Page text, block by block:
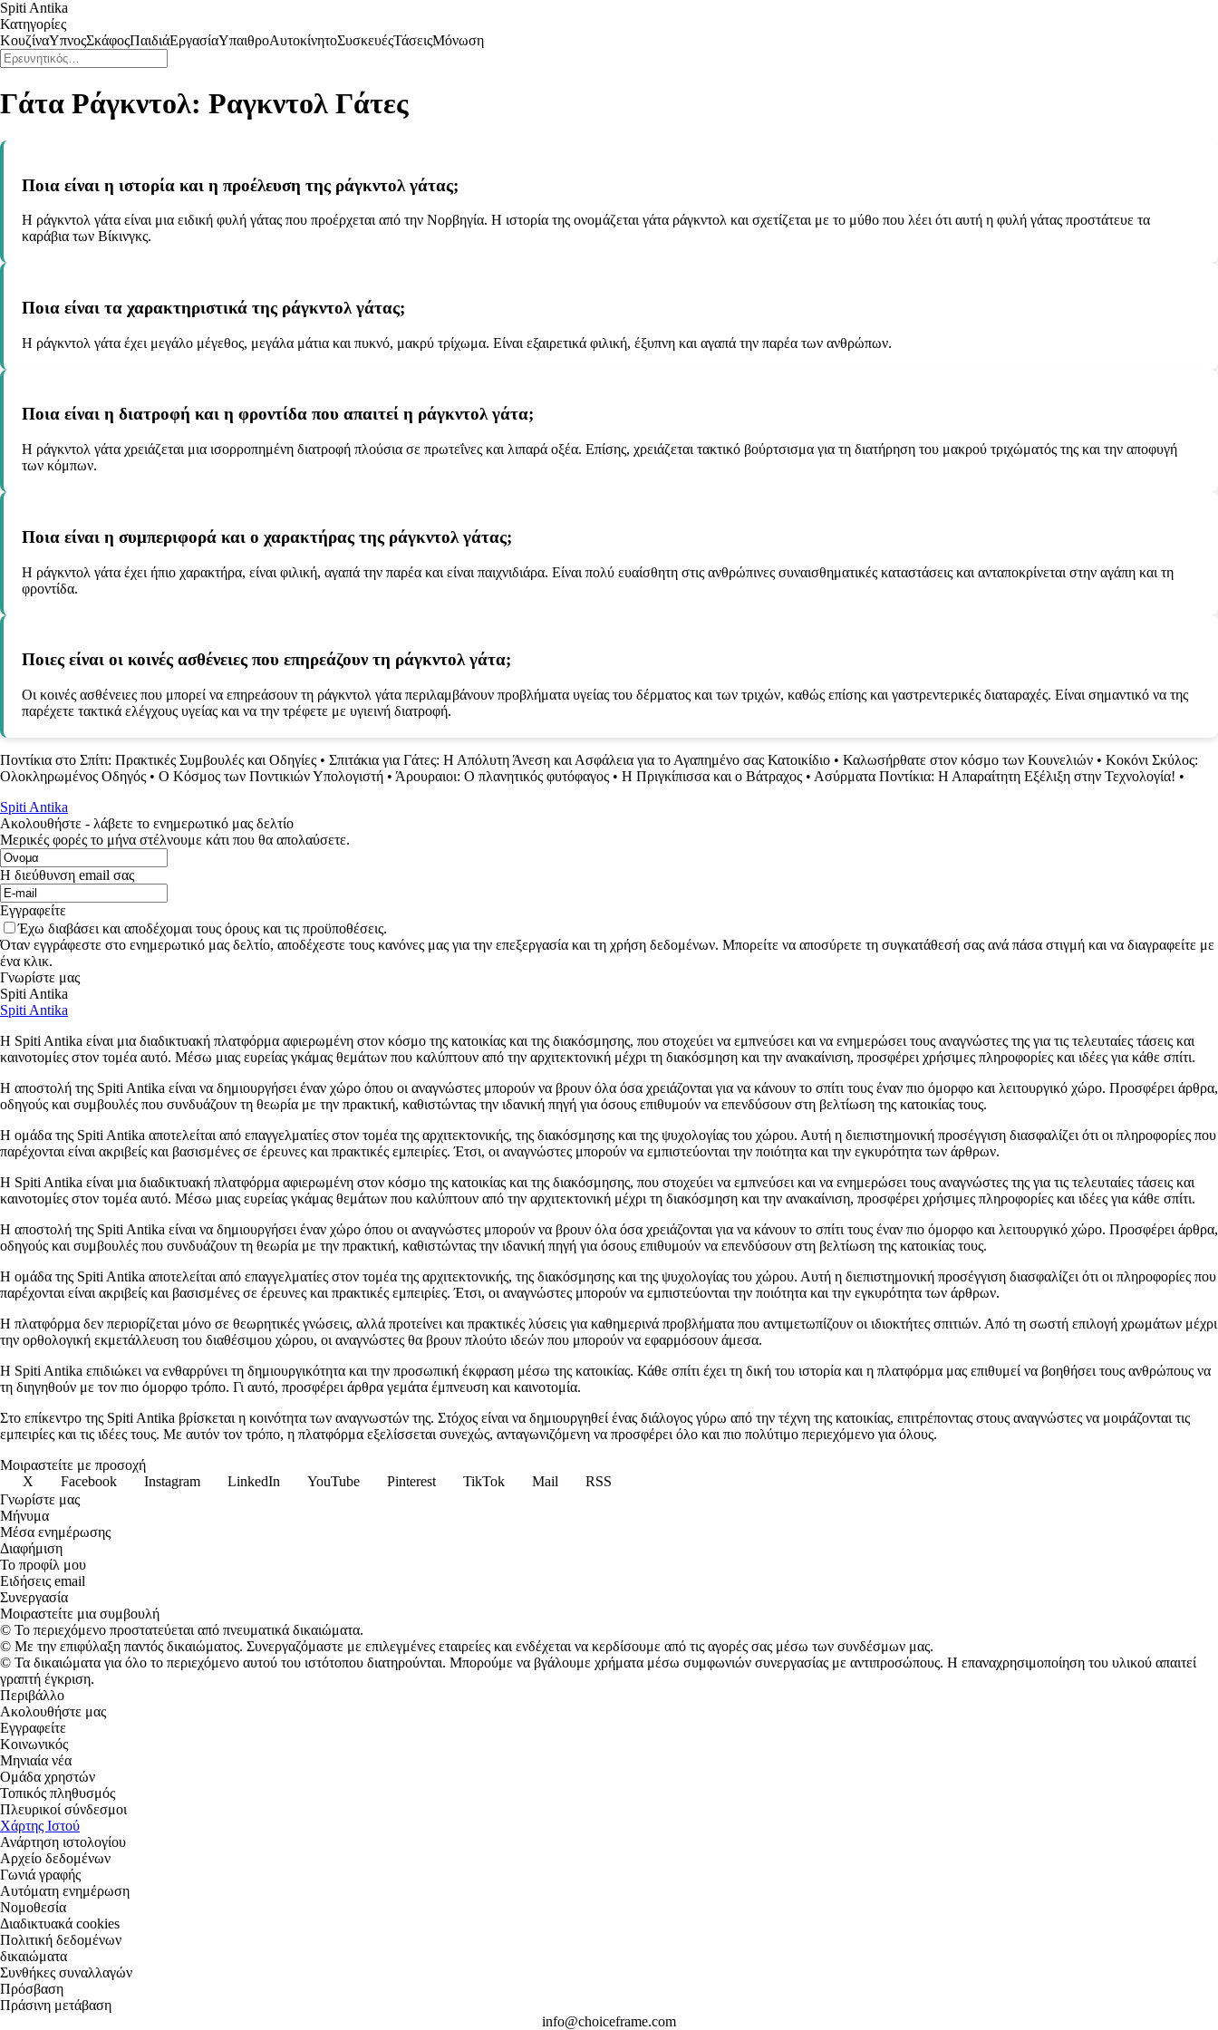
Spiti Antika
Κατηγορίες
ΚουζίναΥπνοςΣκάφοςΠαιδιάΕργασίαΥπαιθροΑυτοκίνητοΣυσκευέςΤάσειςΜόνωση
Γάτα Ράγκντολ: Ραγκντολ Γάτες
Ποια είναι η ιστορία και η προέλευση της ράγκντολ γάτας;
Η ράγκντολ γάτα είναι μια ειδική φυλή γάτας που προέρχεται από την Νορβηγία. Η ιστορία της ονομάζεται γάτα ράγκντολ και σχετίζεται με το μύθο που λέει ότι αυτή η φυλή γάτας προστάτευε τα
καράβια των Βίκινγκς.
Ποια είναι τα χαρακτηριστικά της ράγκντολ γάτας;
Η ράγκντολ γάτα έχει μεγάλο μέγεθος, μεγάλα μάτια και πυκνό, μακρύ τρίχωμα. Είναι εξαιρετικά φιλική, έξυπνη και αγαπά την παρέα των ανθρώπων.
Ποια είναι η διατροφή και η φροντίδα που απαιτεί η ράγκντολ γάτα;
Η ράγκντολ γάτα χρειάζεται μια ισορροπημένη διατροφή πλούσια σε πρωτεΐνες και λιπαρά οξέα. Επίσης, χρειάζεται τακτικό βούρτσισμα για τη διατήρηση του μακρού τριχώματός της και την αποφυγή
των κόμπων.
Ποια είναι η συμπεριφορά και ο χαρακτήρας της ράγκντολ γάτας;
Η ράγκντολ γάτα έχει ήπιο χαρακτήρα, είναι φιλική, αγαπά την παρέα και είναι παιχνιδιάρα. Είναι πολύ ευαίσθητη στις ανθρώπινες συναισθηματικές καταστάσεις και ανταποκρίνεται στην αγάπη και τη
φροντίδα.
Ποιες είναι οι κοινές ασθένειες που επηρεάζουν τη ράγκντολ γάτα;
Οι κοινές ασθένειες που μπορεί να επηρεάσουν τη ράγκντολ γάτα περιλαμβάνουν προβλήματα υγείας του δέρματος και των τριχών, καθώς επίσης και γαστρεντερικές διαταραχές. Είναι σημαντικό να της
παρέχετε τακτικά ελέγχους υγείας και να την τρέφετε με υγιεινή διατροφή.
Ποντίκια στο Σπίτι: Πρακτικές Συμβουλές και Οδηγίες • Σπιτάκια για Γάτες: Η Απόλυτη Άνεση και Ασφάλεια για το Αγαπημένο σας Κατοικίδιο • Καλωσήρθατε στον κόσμο των Κουνελιών • Κοκόνι Σκύλος:
Ολοκληρωμένος Οδηγός • Ο Κόσμος των Ποντικιών Υπολογιστή • Άρουραιοι: Ο πλανητικός φυτόφαγος • Η Πριγκίπισσα και ο Βάτραχος • Ασύρματα Ποντίκια: Η Απαραίτητη Εξέλιξη στην Τεχνολογία! •
Spiti Antika
Ακολουθήστε - λάβετε το ενημερωτικό μας δελτίο
Μερικές φορές το μήνα στέλνουμε κάτι που θα απολαύσετε.
Η διεύθυνση email σας
Εγγραφείτε
Έχω διαβάσει και αποδέχομαι τους όρους και τις προϋποθέσεις.
Όταν εγγράφεστε στο ενημερωτικό μας δελτίο, αποδέχεστε τους κανόνες μας για την επεξεργασία και τη χρήση δεδομένων. Μπορείτε να αποσύρετε τη συγκατάθεσή σας ανά πάσα στιγμή και να διαγραφείτε με
ένα κλικ.
Γνωρίστε μας
Spiti Antika
Spiti Antika
Η Spiti Antika είναι μια διαδικτυακή πλατφόρμα αφιερωμένη στον κόσμο της κατοικίας και της διακόσμησης, που στοχεύει να εμπνεύσει και να ενημερώσει τους αναγνώστες της για τις τελευταίες τάσεις και
καινοτομίες στον τομέα αυτό. Μέσω μιας ευρείας γκάμας θεμάτων που καλύπτουν από την αρχιτεκτονική μέχρι τη διακόσμηση και την ανακαίνιση, προσφέρει χρήσιμες πληροφορίες και ιδέες για κάθε σπίτι.
Η αποστολή της Spiti Antika είναι να δημιουργήσει έναν χώρο όπου οι αναγνώστες μπορούν να βρουν όλα όσα χρειάζονται για να κάνουν το σπίτι τους έναν πιο όμορφο και λειτουργικό χώρο. Προσφέρει άρθρα,
οδηγούς και συμβουλές που συνδυάζουν τη θεωρία με την πρακτική, καθιστώντας την ιδανική πηγή για όσους επιθυμούν να επενδύσουν στη βελτίωση της κατοικίας τους.
Η ομάδα της Spiti Antika αποτελείται από επαγγελματίες στον τομέα της αρχιτεκτονικής, της διακόσμησης και της ψυχολογίας του χώρου. Αυτή η διεπιστημονική προσέγγιση διασφαλίζει ότι οι πληροφορίες που
παρέχονται είναι ακριβείς και βασισμένες σε έρευνες και πρακτικές εμπειρίες. Έτσι, οι αναγνώστες μπορούν να εμπιστεύονται την ποιότητα και την εγκυρότητα των άρθρων.
Η Spiti Antika είναι μια διαδικτυακή πλατφόρμα αφιερωμένη στον κόσμο της κατοικίας και της διακόσμησης, που στοχεύει να εμπνεύσει και να ενημερώσει τους αναγνώστες της για τις τελευταίες τάσεις και
καινοτομίες στον τομέα αυτό. Μέσω μιας ευρείας γκάμας θεμάτων που καλύπτουν από την αρχιτεκτονική μέχρι τη διακόσμηση και την ανακαίνιση, προσφέρει χρήσιμες πληροφορίες και ιδέες για κάθε σπίτι.
Η αποστολή της Spiti Antika είναι να δημιουργήσει έναν χώρο όπου οι αναγνώστες μπορούν να βρουν όλα όσα χρειάζονται για να κάνουν το σπίτι τους έναν πιο όμορφο και λειτουργικό χώρο. Προσφέρει άρθρα,
οδηγούς και συμβουλές που συνδυάζουν τη θεωρία με την πρακτική, καθιστώντας την ιδανική πηγή για όσους επιθυμούν να επενδύσουν στη βελτίωση της κατοικίας τους.
Η ομάδα της Spiti Antika αποτελείται από επαγγελματίες στον τομέα της αρχιτεκτονικής, της διακόσμησης και της ψυχολογίας του χώρου. Αυτή η διεπιστημονική προσέγγιση διασφαλίζει ότι οι πληροφορίες που
παρέχονται είναι ακριβείς και βασισμένες σε έρευνες και πρακτικές εμπειρίες. Έτσι, οι αναγνώστες μπορούν να εμπιστεύονται την ποιότητα και την εγκυρότητα των άρθρων.
Η πλατφόρμα δεν περιορίζεται μόνο σε θεωρητικές γνώσεις, αλλά προτείνει και πρακτικές λύσεις για καθημερινά προβλήματα που αντιμετωπίζουν οι ιδιοκτήτες σπιτιών. Από τη σωστή επιλογή χρωμάτων μέχρι
την ορθολογική εκμετάλλευση του διαθέσιμου χώρου, οι αναγνώστες θα βρουν πλούτο ιδεών που μπορούν να εφαρμόσουν άμεσα.
Η Spiti Antika επιδιώκει να ενθαρρύνει τη δημιουργικότητα και την προσωπική έκφραση μέσω της κατοικίας. Κάθε σπίτι έχει τη δική του ιστορία και η πλατφόρμα μας επιθυμεί να βοηθήσει τους ανθρώπους να
τη διηγηθούν με τον πιο όμορφο τρόπο. Γι αυτό, προσφέρει άρθρα γεμάτα έμπνευση και καινοτομία.
Στο επίκεντρο της Spiti Antika βρίσκεται η κοινότητα των αναγνωστών της. Στόχος είναι να δημιουργηθεί ένας διάλογος γύρω από την τέχνη της κατοικίας, επιτρέποντας στους αναγνώστες να μοιράζονται τις
εμπειρίες και τις ιδέες τους. Με αυτόν τον τρόπο, η πλατφόρμα εξελίσσεται συνεχώς, ανταγωνιζόμενη να προσφέρει όλο και πιο πολύτιμο περιεχόμενο για όλους.
Μοιραστείτε με προσοχή
X
Facebook Instagram LinkedIn YouTube Pinterest TikTok Mail
RSS
Γνωρίστε μας
Μήνυμα
Μέσα ενημέρωσης
Διαφήμιση
Το προφίλ μου
Ειδήσεις email
Συνεργασία
Μοιραστείτε μια συμβουλή
© Το περιεχόμενο προστατεύεται από πνευματικά δικαιώματα.
© Με την επιφύλαξη παντός δικαιώματος. Συνεργαζόμαστε με επιλεγμένες εταιρείες και ενδέχεται να κερδίσουμε από τις αγορές σας μέσω των συνδέσμων μας.
© Τα δικαιώματα για όλο το περιεχόμενο αυτού του ιστότοπου διατηρούνται. Μπορούμε να βγάλουμε χρήματα μέσω συμφωνιών συνεργασίας με αντιπροσώπους. Η επαναχρησιμοποίηση του υλικού απαιτεί
γραπτή έγκριση.
Περιβάλλο
Ακολουθήστε μας
Εγγραφείτε
Κοινωνικός
Μηνιαία νέα
Ομάδα χρηστών
Τοπικός πληθυσμός
Πλευρικοί σύνδεσμοι
Χάρτης Ιστού
Ανάρτηση ιστολογίου
Αρχείο δεδομένων
Γωνιά γραφής
Αυτόματη ενημέρωση
Νομοθεσία
Διαδικτυακά cookies
Πολιτική δεδομένων
δικαιώματα
Συνθήκες συναλλαγών
Πρόσβαση
Πράσινη μετάβαση
info@choiceframe.com